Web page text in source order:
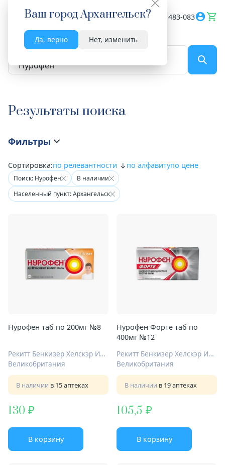
Ваш городАрхангельск?
Да, верно Нет, изменить
Весь сайт 8182 483-083
Результаты поиска
Фильтры
Сортировка:по релевантности по алфавитупо цене
Поиск: Нурофен
В наличии
Населенный пункт: Архангельск
Нурофен таб по 200мг №8
Рекитт Бенкизер Хелскэр Интернешнл Лтд
Великобритания
В наличии в 15 аптеках
130
В корзину
Нурофен Форте таб по
400мг №12
Рекитт Бенкизер Хелскэр Интернешнл Лтд
Великобритания
В наличии в 19 аптеках
105,5
В корзину